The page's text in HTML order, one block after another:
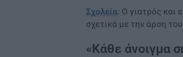
Σχολεία: Ο γιατρός και
σχετικά με την άρση
«Κάθε άνοιγμα